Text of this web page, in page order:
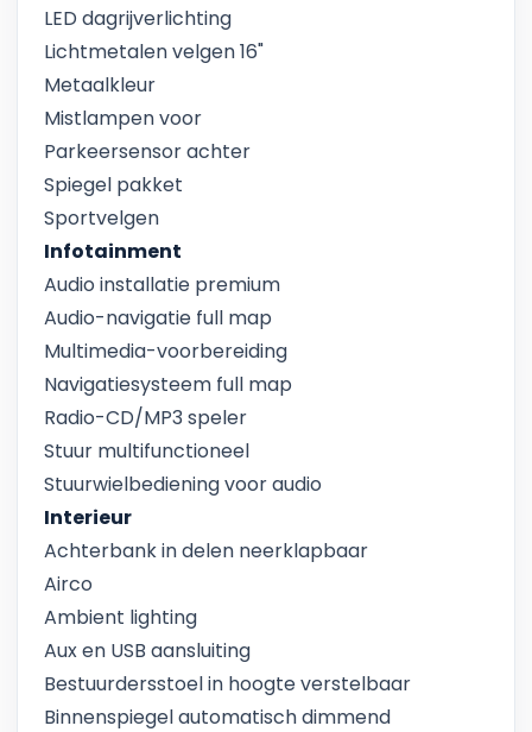
LED dagrijverlichting
Lichtmetalen velgen 16"
Metaalkleur
Mistlampen voor
Parkeersensor achter
Spiegel pakket
Sportvelgen
Infotainment
Audio installatie premium
Audio-navigatie full map
Multimedia-voorbereiding
Navigatiesysteem full map
Radio-CD/MP3 speler
Stuur multifunctioneel
Stuurwielbediening voor audio
Interieur
Achterbank in delen neerklapbaar
Airco
Ambient lighting
Aux en USB aansluiting
Bestuurdersstoel in hoogte verstelbaar
Binnenspiegel automatisch dimmend